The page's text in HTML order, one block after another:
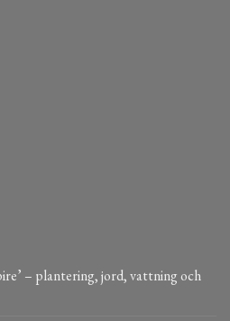
– plantering, jord, vattning och